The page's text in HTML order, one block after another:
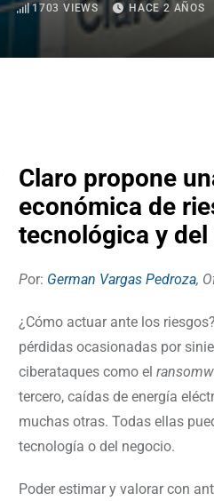
1703 VIEWS HACE 2 AÑOS
Claro propone
económica de
tecnológica y
Por: German Vargas Pedroza,
¿Cómo actuar ante los
pérdidas ocasionadas por
ciberataques como el
tercero, caídas de energía
muchas otras. Todas ellas
tecnología o del negocio.
Poder estimar y valorar con